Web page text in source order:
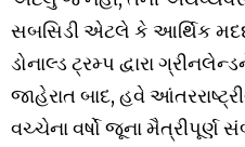
સબસિડી એટલે કે આર્થિક
ડોનાલ્ડ ટ્રમ્પ દ્વારા
જાહેરાત બાદ, હવે
વચ્ચેના વર્ષો જૂના મૈત્રીપૂર્ણ